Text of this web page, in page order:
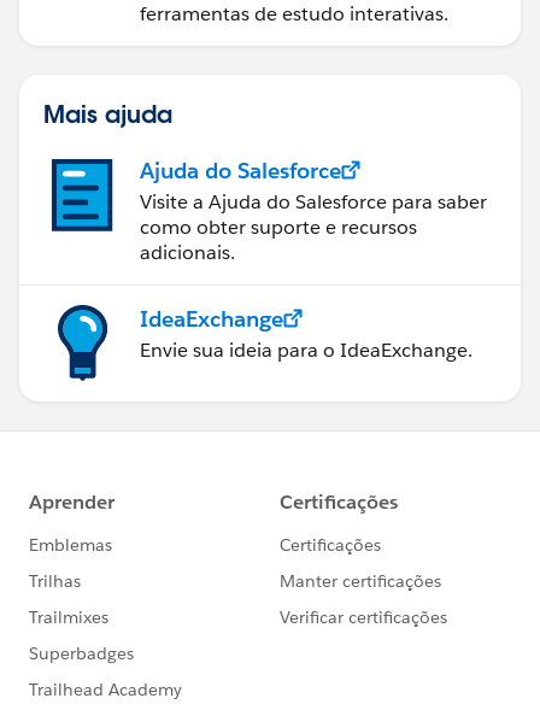
ferramentas de estudo interativas.
Mais ajuda
Ajuda do Salesforce
Visite a Ajuda do Salesforce para saber
como obter suporte e recursos
adicionais.
IdeaExchange
Envie sua ideia para o IdeaExchange.